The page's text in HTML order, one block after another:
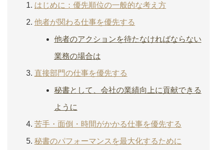
はじめに：優先順位の一般的な考え方
他者が関わる仕事を優先する
他者のアクションを待たなければならない
業務の場合は
直接部門の仕事を優先する
秘書として、会社の業績向上に貢献できる
ように
苦手・面倒・時間がかかる仕事を優先する
秘書のパフォーマンスを最大化するために